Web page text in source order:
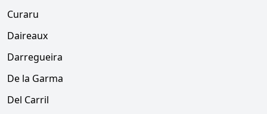
Curaru
Daireaux
Darregueira
De la Garma
Del Carril